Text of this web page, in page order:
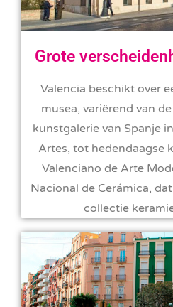
Grote
Valencia beschikt over
musea, variërend van
kunstgalerie van Spanje
Artes, tot hedendaagse
Valenciano de Arte
Nacional de Cerámica,
collectie